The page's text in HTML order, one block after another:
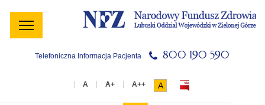
Menu
główne
Menu
lewe
Treść
główna
Szukaj
w
serwisie
Stopka
Telefoniczna Informacja Pacjenta 800 190 590
A